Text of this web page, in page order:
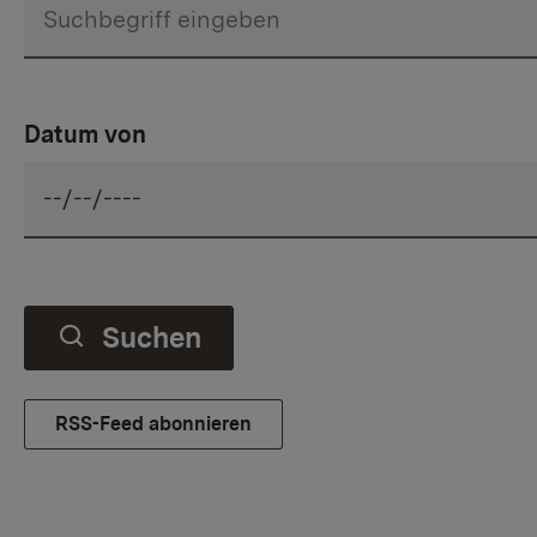
Datum von
Suchen
RSS-Feed abonnieren